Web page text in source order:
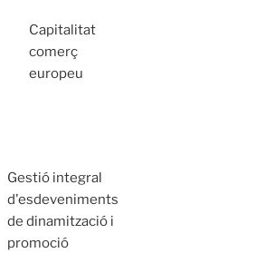
Capitalitat
comerç
europeu
Gestió integral
d'esdeveniments
de dinamització i
promoció